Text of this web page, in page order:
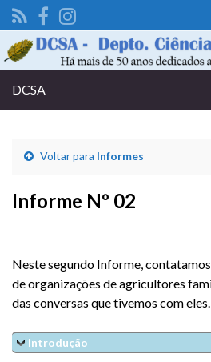
DCSA
Voltar para Informes
Informe Nº 02
Neste segundo Informe,
de organizações de agricultores
das conversas que tivemos com eles.
Introdução